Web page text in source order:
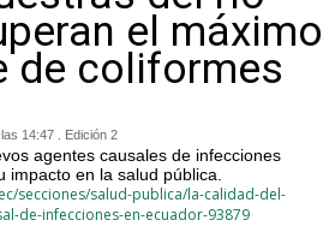
el máximo
de coliformes
14:47 . Edición 2
agentes causales de infecciones
impacto en la salud pública.
secciones/salud-publica/la-calidad-del-
de-infecciones-en-ecuador-93879